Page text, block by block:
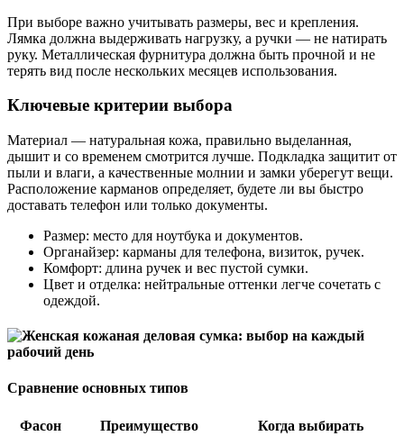
При выборе важно учитывать размеры, вес и крепления.
Лямка должна выдерживать нагрузку, а ручки — не натирать
руку. Металлическая фурнитура должна быть прочной и не
терять вид после нескольких месяцев использования.
Ключевые критерии выбора
Материал — натуральная кожа, правильно выделанная,
дышит и со временем смотрится лучше. Подкладка защитит от
пыли и влаги, а качественные молнии и замки уберегут вещи.
Расположение карманов определяет, будете ли вы быстро
доставать телефон или только документы.
Размер: место для ноутбука и документов.
Органайзер: карманы для телефона, визиток, ручек.
Комфорт: длина ручек и вес пустой сумки.
Цвет и отделка: нейтральные оттенки легче сочетать с
одеждой.
Сравнение основных типов
Фасон Преимущество
Когда выбирать